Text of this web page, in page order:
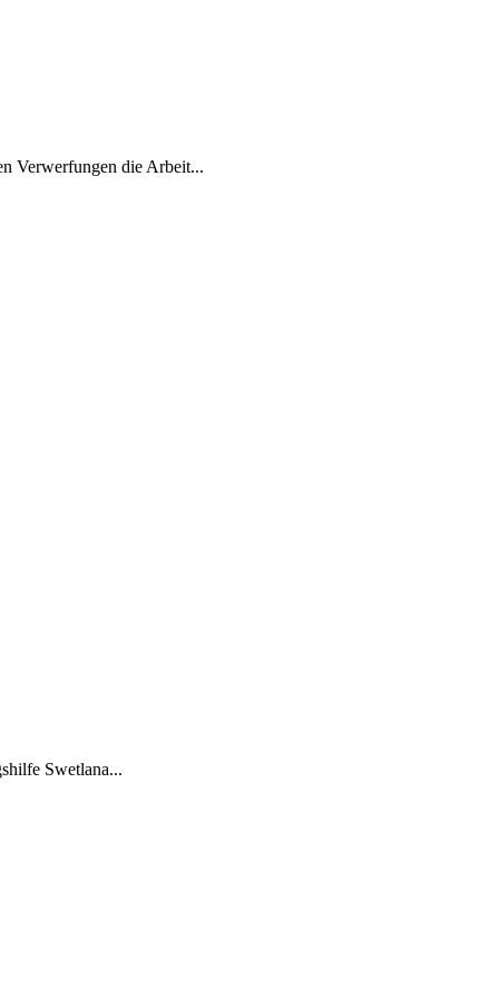
Verwerfungen die Arbeit...
Swetlana...